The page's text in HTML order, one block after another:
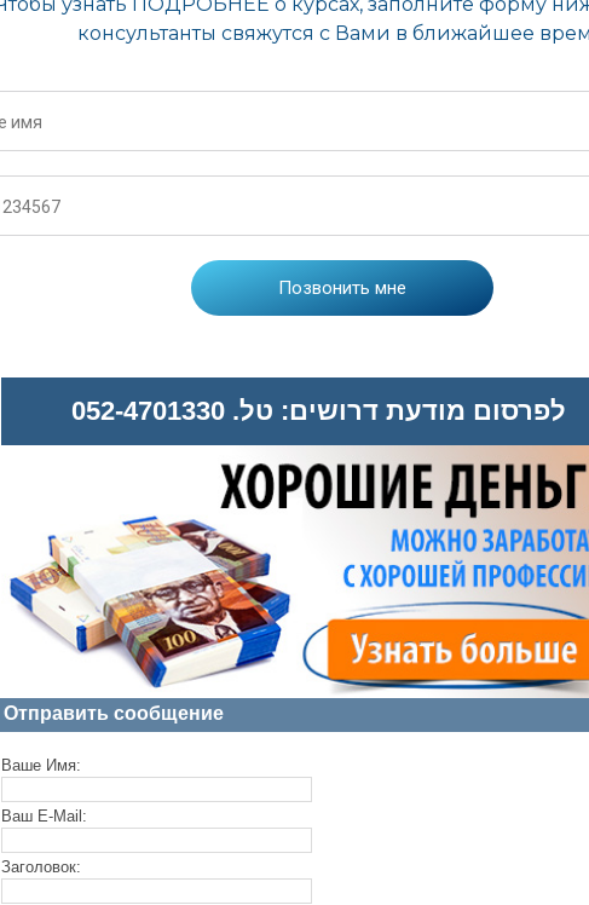
לפרסום מודעת דרושים: טל. 052-4701330
Отправить сообщение
Ваше Имя:
Ваш E-Mail:
Заголовок: